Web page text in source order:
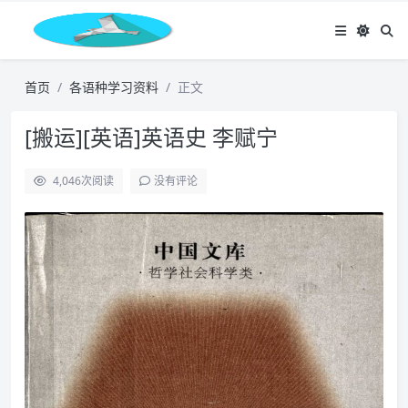
首页 各语种学习资料 正文
[搬运][英语]英语史 李赋宁
4,046次阅读 没有评论